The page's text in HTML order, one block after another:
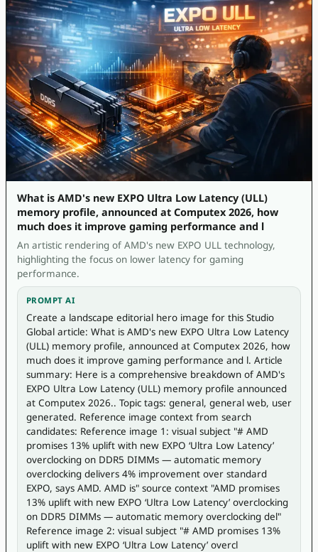
What is AMD's new EXPO Ultra Low Latency (ULL)
memory profile, announced at Computex 2026, how
much does it improve gaming performance and l
An artistic rendering of AMD's new EXPO ULL technology,
highlighting the focus on lower latency for gaming
performance.
PROMPT AI
Create a landscape editorial hero image for this Studio
Global article: What is AMD's new EXPO Ultra Low Latency
(ULL) memory profile, announced at Computex 2026, how
much does it improve gaming performance and l. Article
summary: Here is a comprehensive breakdown of AMD's
EXPO Ultra Low Latency (ULL) memory profile announced
at Computex 2026.. Topic tags: general, general web, user
generated. Reference image context from search
candidates: Reference image 1: visual subject "# AMD
promises 13% uplift with new EXPO ‘Ultra Low Latency’
overclocking on DDR5 DIMMs — automatic memory
overclocking delivers 4% improvement over standard
EXPO, says AMD. AMD is" source context "AMD promises
13% uplift with new EXPO ‘Ultra Low Latency’ overclocking
on DDR5 DIMMs — automatic memory overclocking del"
Reference image 2: visual subject "# AMD promises 13%
uplift with new EXPO ‘Ultra Low Latency’ overcl